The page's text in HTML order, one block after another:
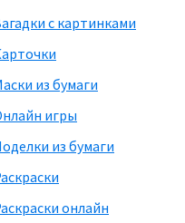
с картинками
из бумаги
игры
из бумаги
онлайн